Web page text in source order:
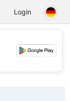
Login